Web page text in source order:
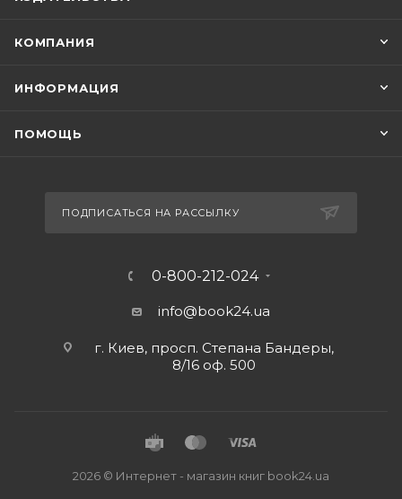
КОМПАНИЯ
ИНФОРМАЦИЯ
ПОМОЩЬ
ПОДПИСАТЬСЯ НА РАССЫЛКУ
0-800-212-024
info@book24.ua
г. Киев, просп. Степана Бандеры,
8/16 оф. 500
2026 © Интернет - магазин книг book24.ua